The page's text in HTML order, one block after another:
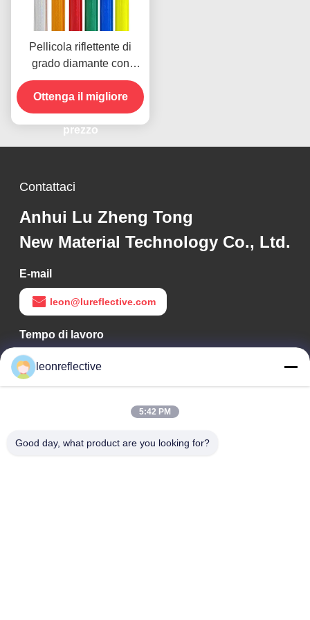
Pellicola riflettente di
grado diamante con
tecnologia
microprismatica per 10
anni di durata
Ottenga il migliore
prezzo
Contattaci
Anhui Lu Zheng Tong
New Material Technology Co., Ltd.
E-mail
leon@lureflective.com
Tempo di lavoro
9:00-18:00
Il nostro indirizzo
zona ad alta tecnologia, Hefei, Anhui, Cina
leonreflective
5:42 PM
Good day, what product are you looking for?